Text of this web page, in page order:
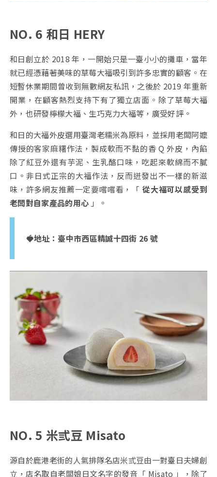
NO. 6 和日 HERY
和日創立於 2018 年，一開始只是一臺小小的攤車，當年
就已經憑藉著美味的草莓大福吸引到許多忠實的顧客。在
短暫休業期間曾收到無數網友私訊，之後於 2019 年重新
開業，在顧客熱烈支持下有了獨立店面。除了草莓大福
外，也研發檸檬大福、生巧克力大福等，廣受好評。
和日的大福外皮選用臺灣老糯米為原料，並採用老闆阿嬤
傳授的客家麻糬作法，製成軟而不黏的香 Q 外皮，內餡
除了紅豆外還有芋泥、生乳酪口味，吃起來軟綿而不膩
口。非日式正宗的大福作法，反而迸發出不一樣的新滋
味，許多網友推薦一定要嚐嚐看，「 從大福可以感受到
老闆對自家產品的用心 」。
🍓地址： 臺中市西區精誠十四街 26 號
NO. 5 米弎豆 Misato
源自於鹿港老街的人氣排隊名店米弎豆由一對臺日夫婦創
立，店名取自老闆娘日文名字的發音「 Misato 」，除了